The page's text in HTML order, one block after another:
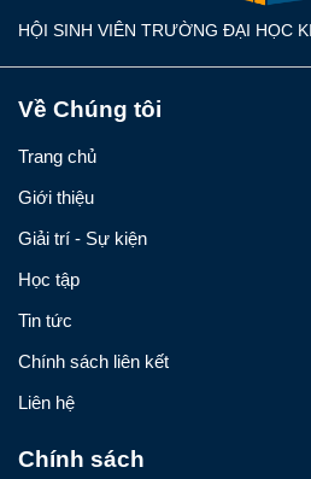
HỘI SINH VIÊN TRƯỜNG ĐẠI HỌC
Về Chúng tôi
Trang chủ
Giới thiệu
Giải trí - Sự kiện
Học tập
Tin tức
Chính sách liên kết
Liên hệ
Chính sách